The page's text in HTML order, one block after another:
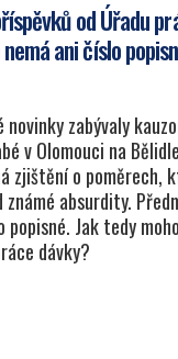
od Úřadu
ani číslo
zabývaly
v Olomouci na
zjištění o poměrech,
známé absurdity.
Jak tedy
dávky?